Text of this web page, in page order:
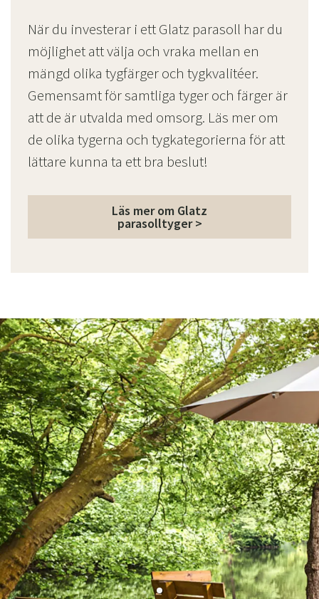
När du investerar i ett Glatz parasoll har du
möjlighet att välja och vraka mellan en
mängd olika tygfärger och tygkvalitéer.
Gemensamt för samtliga tyger och färger är
att de är utvalda med omsorg. Läs mer om
de olika tygerna och tygkategorierna för att
lättare kunna ta ett bra beslut!
Läs mer om Glatz
parasolltyger >